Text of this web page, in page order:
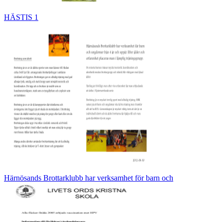
HÄSTIS 1
Härnösands Brottarklubb har verksamhet för barn och